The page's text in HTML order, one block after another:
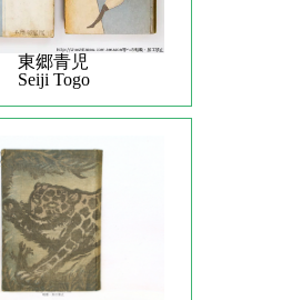
東郷青児
Seiji Togo